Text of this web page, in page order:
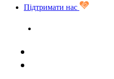
Підтримати нас